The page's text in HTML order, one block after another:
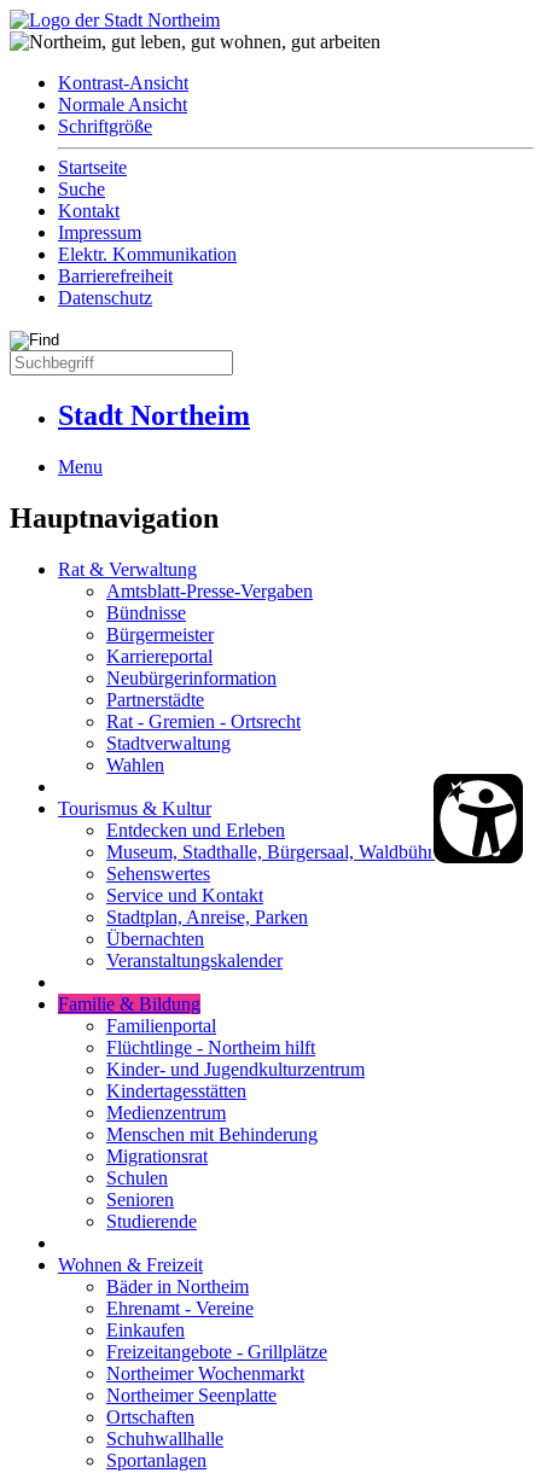
Kontrast-Ansicht
Normale Ansicht
Schriftgröße
Startseite
Suche
Kontakt
Impressum
Elektr. Kommunikation
Barrierefreiheit
Datenschutz
Stadt Northeim
Menu
Hauptnavigation
Rat & Verwaltung
Amtsblatt-Presse-Vergaben
Bündnisse
Bürgermeister
Karriereportal
Neubürgerinformation
Partnerstädte
Rat - Gremien - Ortsrecht
Stadtverwaltung
Wahlen
Tourismus & Kultur
Entdecken und Erleben
Museum, Stadthalle, Bürgersaal, Waldbühne
Sehenswertes
Service und Kontakt
Stadtplan, Anreise, Parken
Übernachten
Veranstaltungskalender
Familie & Bildung
Familienportal
Flüchtlinge - Northeim hilft
Kinder- und Jugendkulturzentrum
Kindertagesstätten
Medienzentrum
Menschen mit Behinderung
Migrationsrat
Schulen
Senioren
Studierende
Wohnen & Freizeit
Bäder in Northeim
Ehrenamt - Vereine
Einkaufen
Freizeitangebote - Grillplätze
Northeimer Wochenmarkt
Northeimer Seenplatte
Ortschaften
Schuhwallhalle
Sportanlagen